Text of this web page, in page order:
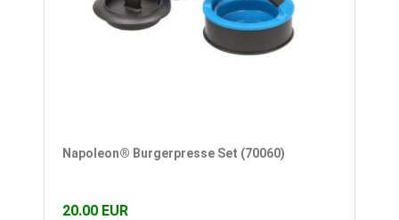
Napoleon® Burgerpresse Set (70060)
20.00 EUR